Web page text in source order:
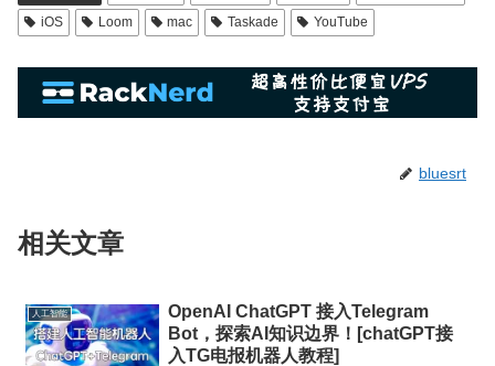
iOS
Loom mac Taskade YouTube
bluesrt
相关文章
人工智能
OpenAI ChatGPT 接入Telegram
Bot，探索AI知识边界！[chatGPT接
入TG电报机器人教程]